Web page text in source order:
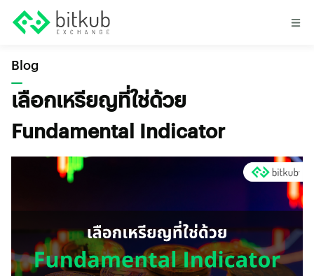
Blog
เลือกเหรียญที่ใช่ด้วย
Fundamental Indicator